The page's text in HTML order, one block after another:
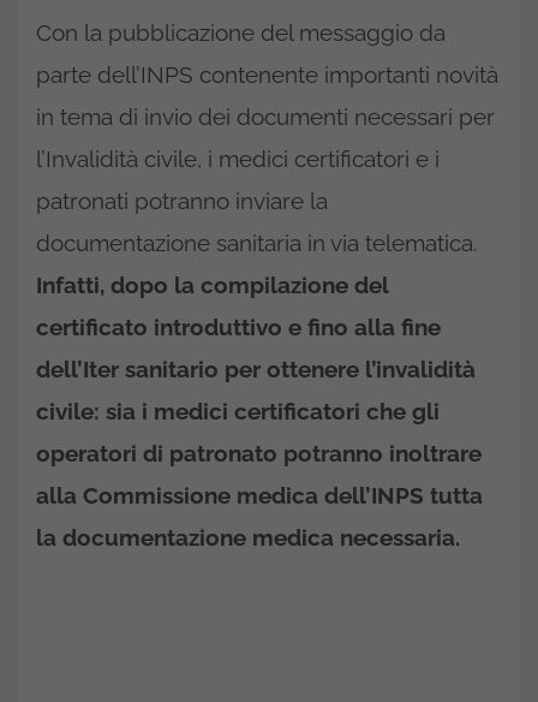
Con la pubblicazione del messaggio da
parte dell’INPS contenente importanti novità
in tema di invio dei documenti necessari per
l’Invalidità civile, i medici certificatori e i
patronati potranno inviare la
documentazione sanitaria in via telematica.
Infatti, dopo la compilazione del
certificato introduttivo e fino alla fine
dell’Iter sanitario per ottenere l’invalidità
civile: sia i medici certificatori che gli
operatori di patronato potranno inoltrare
alla Commissione medica dell’INPS tutta
la documentazione medica necessaria.